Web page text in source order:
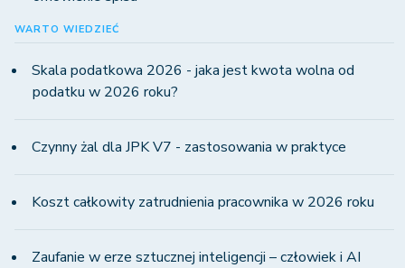
WARTO WIEDZIEĆ
Skala podatkowa 2026 - jaka jest kwota wolna od
podatku w 2026 roku?
Czynny żal dla JPK V7 - zastosowania w praktyce
Koszt całkowity zatrudnienia pracownika w 2026 roku
Zaufanie w erze sztucznej inteligencji – człowiek i AI